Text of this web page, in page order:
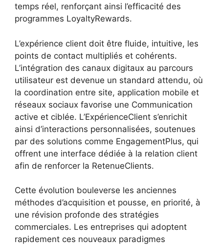
temps réel, renforçant ainsi l’efficacité des
programmes LoyaltyRewards.
L’expérience client doit être fluide, intuitive, les
points de contact multipliés et cohérents.
L’intégration des canaux digitaux au parcours
utilisateur est devenue un standard attendu, où
la coordination entre site, application mobile et
réseaux sociaux favorise une Communication
active et ciblée. L’ExpérienceClient s’enrichit
ainsi d’interactions personnalisées, soutenues
par des solutions comme EngagementPlus, qui
offrent une interface dédiée à la relation client
afin de renforcer la RetenueClients.
Cette évolution bouleverse les anciennes
méthodes d’acquisition et pousse, en priorité, à
une révision profonde des stratégies
commerciales. Les entreprises qui adoptent
rapidement ces nouveaux paradigmes